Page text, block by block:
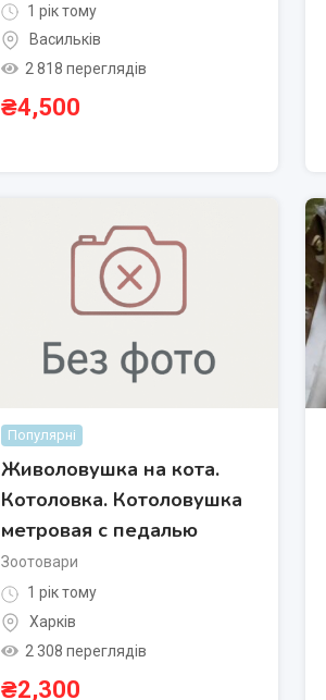
1 рік тому
Васильків
2 818 переглядів
₴4,500
Популярні
Живоловушка на кота.
Котоловка. Котоловушка
метровая с педалью
Зоотовари
1 рік тому
Харків
2 308 переглядів
₴2,300